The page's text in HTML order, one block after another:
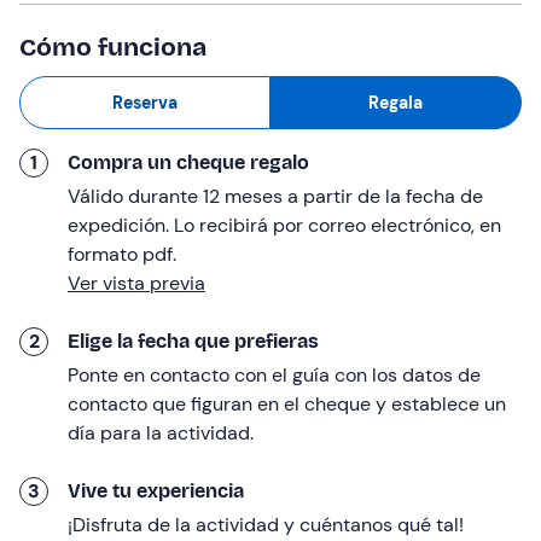
vistas directas aSierra Nevada
Majojos hasta Cumbres Verdes, divisandolos pueblos
de la Vega, laciudad de Granada
y los emblemáticos
montes que rodean laAlhambra.
Será una aventura aérea de 15 o 30 minutos
opción elegida, hasta realizar undescenso suavepara
aterrizar en el punto de encuentro. La experiencia
completa tendrá una
horas.
Dirigido a
La experiencia es apta para todos los públicos yno es
necesaria experiencia.
acompañados de untutor legal que autorice
actividad.
Cómo funciona
Reserva Regala
1 Compra un cheque regalo
Válido durante 12 meses a partir de la fecha de
expedición. Lo recibirá por correo electrónico, en
formato pdf.
Ver vista previa
2 Elige la fecha que prefieras
Ponte en contacto con el guía con los datos de
contacto que figuran en el cheque y establece un
día para la actividad.
3 Vive tu experiencia
¡Disfruta de la actividad y cuéntanos qué tal!